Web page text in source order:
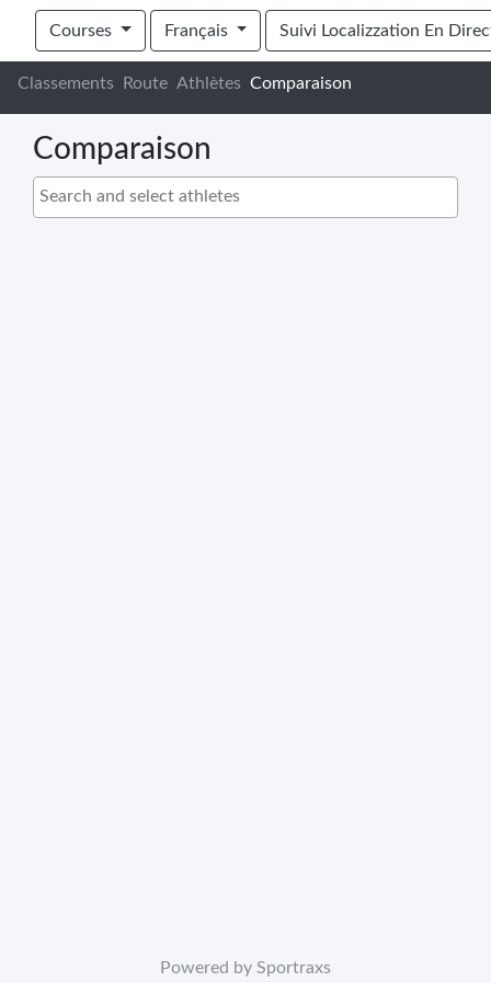
Peak2Peak Xtreme Enduro 2023
Courses Français Suivi Localizzation En
Classements Route Athlètes Comparaison
Comparaison
Powered by Sportraxs